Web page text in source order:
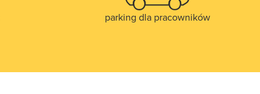
parking dla pracowników